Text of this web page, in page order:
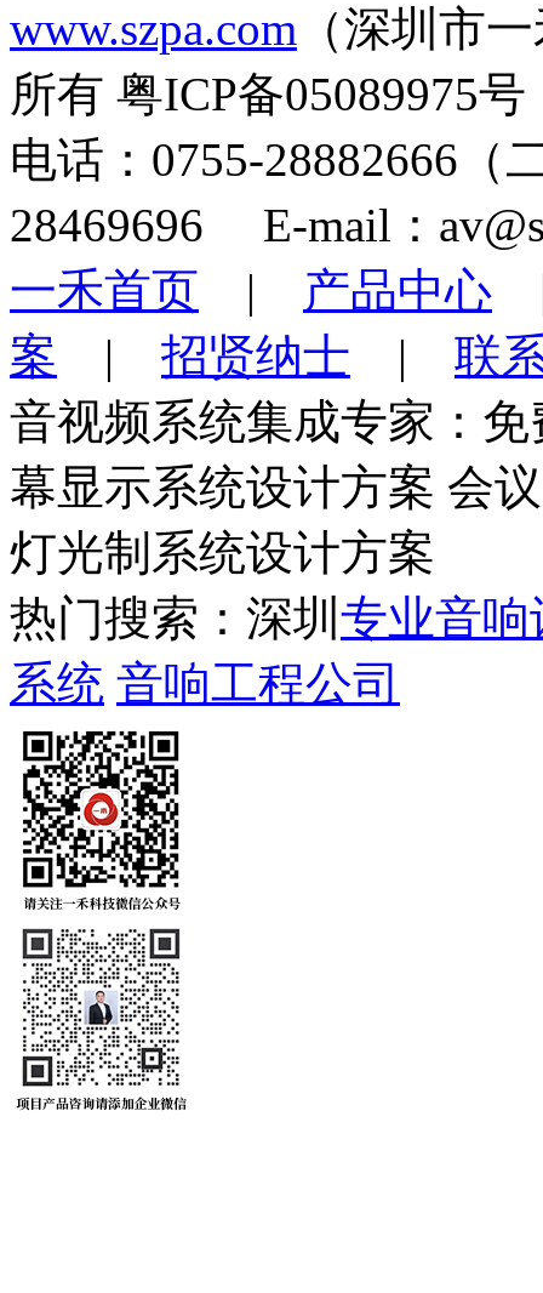
www.szpa.com （深圳市
所有 粤ICP备05089975号
电话：0755-28882666
28469696 E-mail：
一禾首页 | 产品中心
案 | 招贤纳士 | 联
音视频系统集成专家：
幕显示系统设计方案 会
灯光制系统设计方案
热门搜索：深圳 专业音响
系统 音响工程公司